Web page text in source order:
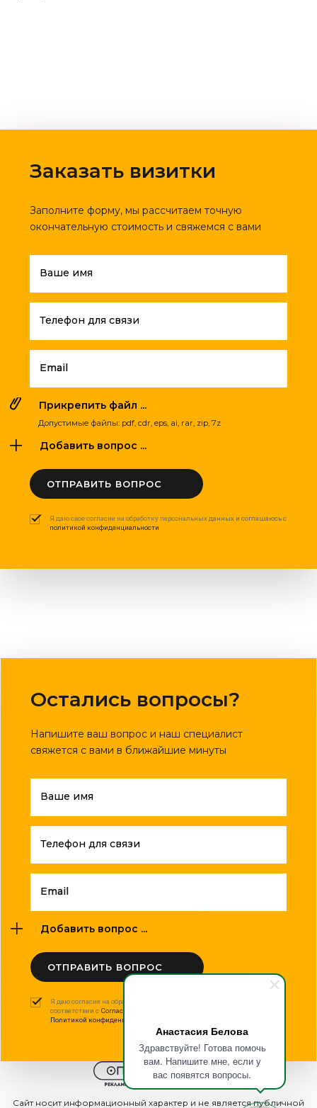
Анастасия Белова
Здравствуйте! Готова помочь
вам. Напишите мне, если у
вас появятся вопросы.
Заказать визитки
Заполните форму, мы рассчитаем точную
окончательную стоимость и свяжемся с вами
Ваше имя
Телефон для связи
Email
Прикрепить файл ...
Допустимые файлы: pdf, cdr, eps, ai, rar, zip, 7z
Добавить вопрос ...
ОТПРАВИТЬ ВОПРОС
Я даю свое согласие на обработку персональных данных и соглашаюсь с
политикой конфиденциальности
Остались вопросы?
Напишите ваш вопрос и наш специалист
свяжется с вами в ближайшие минуты
Ваше имя
Телефон для связи
Email
Добавить вопрос ...
ОТПРАВИТЬ ВОПРОС
Я даю согласие на обработку моих персональных данных в
соответствии с Согласием на обработку персональных данных
Политикой конфиденциальности
Сайт носит информационный характер и не является публичной